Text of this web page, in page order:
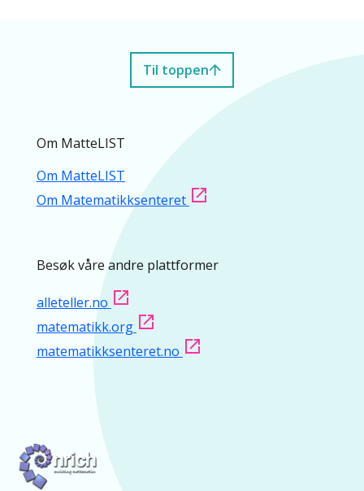
Til toppen
Om MatteLIST
Om MatteLIST
Om Matematikksenteret
Besøk våre andre plattformer
alleteller.no
matematikk.org
matematikksenteret.no